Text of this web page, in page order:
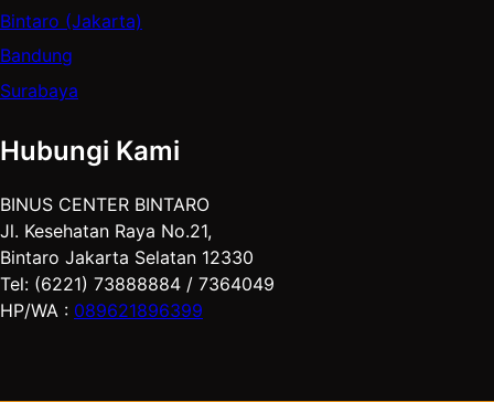
Bintaro (Jakarta)
Bandung
Surabaya
Hubungi Kami
BINUS CENTER BINTARO
Jl. Kesehatan Raya No.21,
Bintaro Jakarta Selatan 12330
Tel: (6221) 73888884 / 7364049
HP/WA : 089621896399